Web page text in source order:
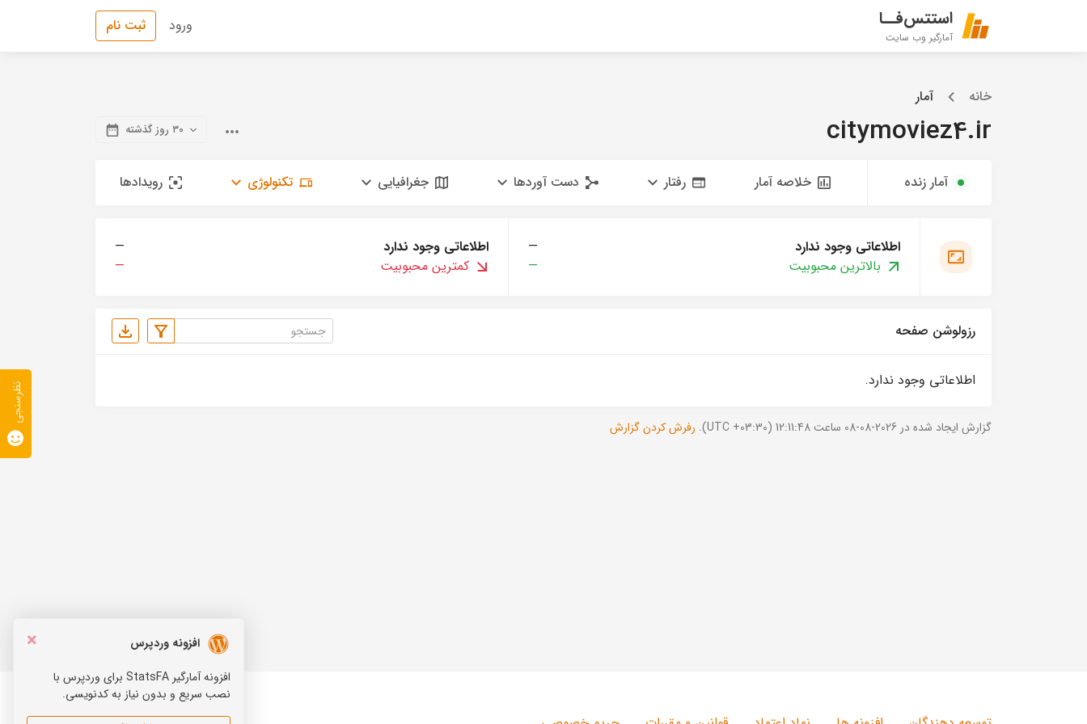
استتس‌فــا
آمارگیر وب سایت
ورود ثبت نام
خانه آمار
citymoviez4.ir ۳۰ روز گذشته
آمار زنده خلاصه آمار رفتار دست آوردها جغرافیایی تکنولوژی رویدادها
اطلاعاتی وجود ندارد
—
بالاترین محبوبیت
—
اطلاعاتی وجود ندارد
—
کمترین محبوبیت
—
رزولوشن صفحه
اطلاعاتی وجود ندارد.
گزارش ایجاد شده در 2026-08-08 ساعت 12:11:48 (UTC +03:30). رفرش کردن گزارش
×
افزونه وردپرس
افزونه آمارگیر StatsFA برای وردپرس با
نصب سریع و بدون نیاز به کدنویسی.
نظرسنجی